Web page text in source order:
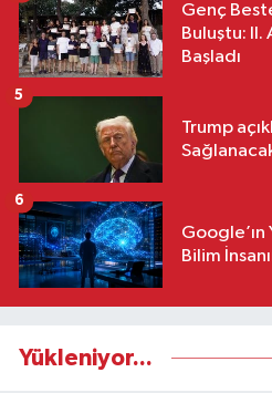
Genç
Buluştu: II.
Başladı
Trump
5
Google’ın
Bilim
6
Yükleniyor...